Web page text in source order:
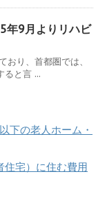
年9月よりリハビ
おり、首都圏では、
ると言 ...
下の老人ホーム・
宅）に住む費用